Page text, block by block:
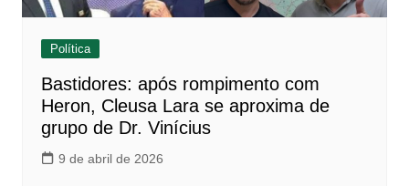
Política
Bastidores: após rompimento com
Heron, Cleusa Lara se aproxima de
grupo de Dr. Vinícius
9 de abril de 2026